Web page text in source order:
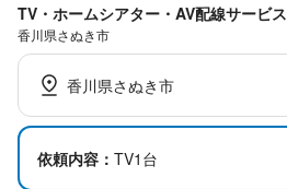
TV・ホームシアター・AV配線サービス
香川県さぬき市
香川県さぬき市
依頼内容： TV1台